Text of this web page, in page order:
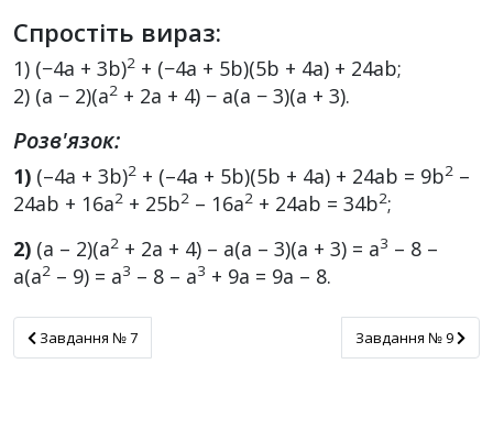
Спростіть вираз:
1) (−4a + 3b)2 + (−4a + 5b)(5b + 4a) + 24ab;
2) (a − 2)(a2 + 2a + 4) − a(a − 3)(a + 3).
Розв'язок:
1) (–4а + 3b)2 + (–4а + 5b)(5b + 4а) + 24аb = 9b2 –
24аb + 16а2 + 25b2 – 16а2 + 24аb = 34b2;
2) (а – 2)(а2 + 2а + 4) – а(а – 3)(а + 3) = а3 – 8 –
а(а2 – 9) = а3 – 8 – а3 + 9а = 9а – 8.
Завдання № 7
Завдання № 7 Завдання № 9
Завдання № 9